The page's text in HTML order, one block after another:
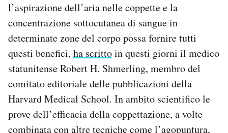
l’aspirazione dell’aria nelle coppette e la
concentrazione sottocutanea di sangue in
determinate zone del corpo possa fornire tutti
questi benefici, ha scrittoin questi giorni il medico
statunitense Robert H. Shmerling, membro del
comitato editoriale delle pubblicazioni della
Harvard Medical School. In ambito scientifico le
prove dell’efficacia della coppettazione, a volte
combinata con altre tecniche come l’agopuntura,